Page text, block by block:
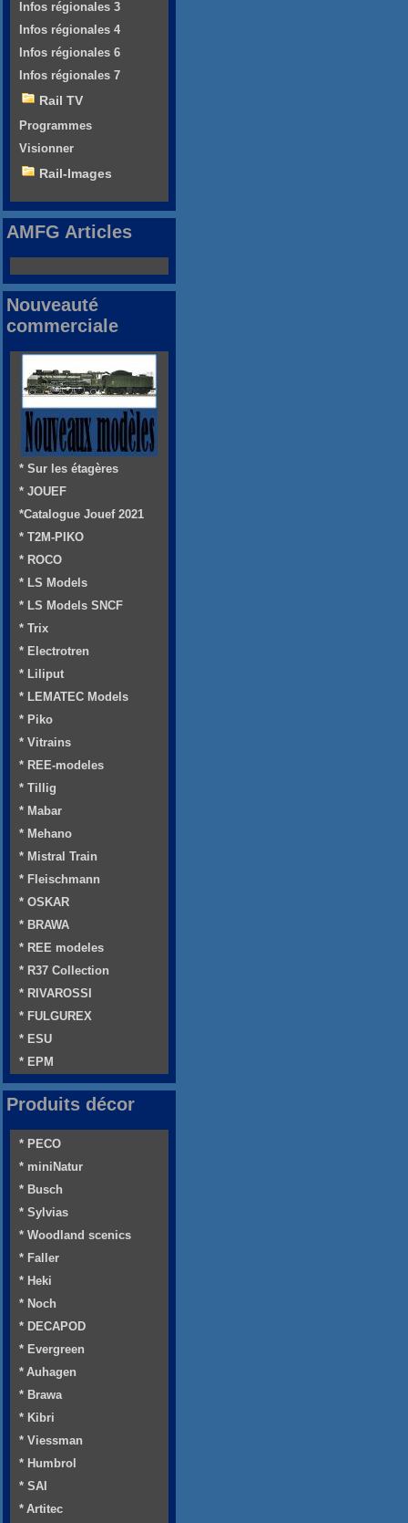
Infos régionales 3
Infos régionales 4
Infos régionales 6
Infos régionales 7
Rail TV
Programmes
Visionner
Rail-Images
AMFG Articles
Nouveauté
commerciale
* Sur les étagères
* JOUEF
*Catalogue Jouef 2021
* T2M-PIKO
* ROCO
* LS Models
* LS Models SNCF
* Trix
* Electrotren
* Liliput
* LEMATEC Models
* Piko
* Vitrains
* REE-modeles
* Tillig
* Mabar
* Mehano
* Mistral Train
* Fleischmann
* OSKAR
* BRAWA
* REE modeles
* R37 Collection
* RIVAROSSI
* FULGUREX
* ESU
* EPM
Produits décor
* PECO
* miniNatur
* Busch
* Sylvias
* Woodland scenics
* Faller
* Heki
* Noch
* DECAPOD
* Evergreen
* Auhagen
* Brawa
* Kibri
* Viessman
* Humbrol
* SAI
* Artitec